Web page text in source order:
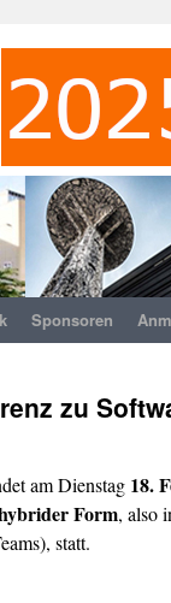
Sponsoren
zu
am Dienstag 18.
Form, also
statt.